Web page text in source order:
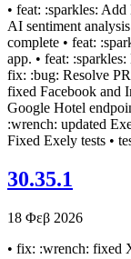
• feat: :sparkles:
AI sentiment
complete • feat:
app. • feat:
fix: :bug: Resolve
fixed Facebook and
Google Hotel
:wrench: updated
Fixed Exely tests •
30.35.1
18 Φεβ 2026
• fix: :wrench: fixed